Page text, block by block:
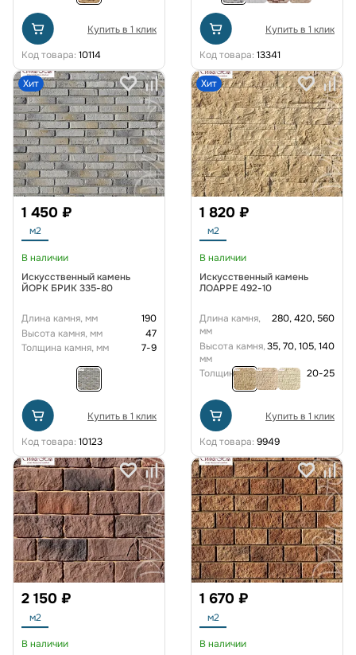
Купить в 1 клик
Код товара: 10114
Купить в 1 клик
Код товара: 13341
Хит
1 450 ₽
м2
В наличии
Искусственный камень
ЙОРК БРИК 335-80
Длина камня, мм
190
Высота камня, мм
47
Толщина камня, мм
7-9
Купить в 1 клик
Код товара: 10123
Хит
1 820 ₽
м2
В наличии
Искусственный камень
ЛОАРРЕ 492-10
Длина камня,
мм
280, 420, 560
Высота камня,
мм
35, 70, 105, 140
Толщина камня, мм 20-25
Купить в 1 клик
Код товара: 9949
2 150 ₽
м2
В наличии
1 670 ₽
м2
В наличии